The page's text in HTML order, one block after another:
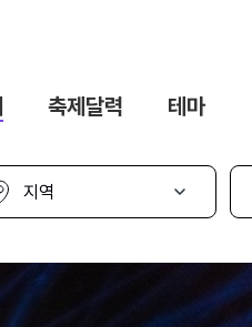
축제달력 테마
카
고
선
택